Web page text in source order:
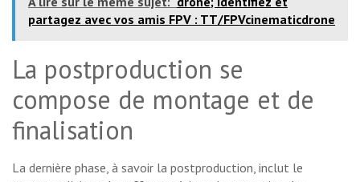
partagez avec vos amis FPV : TT/FPVcinematicdrone
La postproduction se
compose de montage et de
finalisation
La dernière phase, à savoir la postproduction, inclut le